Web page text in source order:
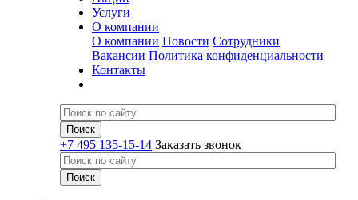
Услуги
О компании
О компании Новости Сотрудники
Вакансии Политика конфиденциальности
Контакты
+7 495 135-15-14 Заказать звонок